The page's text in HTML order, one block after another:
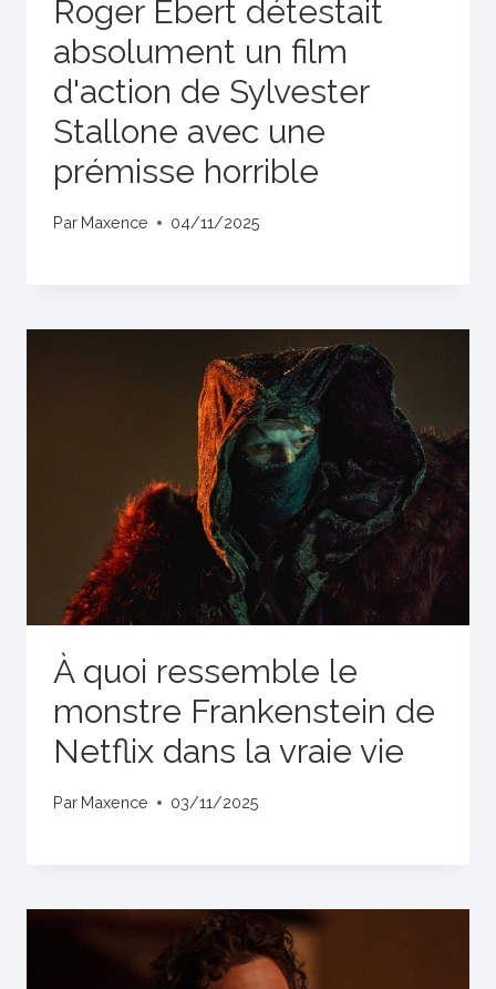
Roger Ebert détestait
absolument un film
d'action de Sylvester
Stallone avec une
prémisse horrible
Par Maxence 04/11/2025
À quoi ressemble le
monstre Frankenstein de
Netflix dans la vraie vie
Par Maxence 03/11/2025